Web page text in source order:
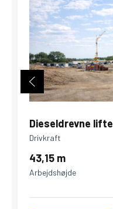
Dieseldrevne lifte
Drivkraft
43,15 m
Arbejdshøjde